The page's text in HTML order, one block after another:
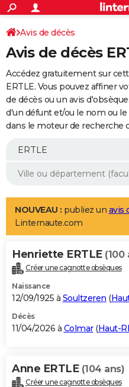
ACTUALITÉS
Politique
Société
Faits Divers
Education
Monde
Villes
+
SPORT
Coupe du monde 2026
Football
Tennis
Cyclisme
Rugby
Forum
Programme TV
TNT
Streaming
Cinéma
Sorties cinéma
Musique
+
FINANCE
Retraite
Impôts
Epargne
Immobilier
Risques naturels par ville
Banque
Assurance
Crédit
AUTO
Essais
Réserver un essai
Citadines
Berlines
SUV
Forum auto
+
Mobiles
Meilleur smartphone
Internet
Ordinateurs
Jeux vidéo
Guide high-tech
Aménagement intérieur
LIFESTYLE
Art de vivre
Bien-être
Loisirs
Mode
Modes de vie
Alimentation
Guide de la santé
Maladies
Médicaments
Sommeil
VOYAGE
Destinations
City break
Voyage nature
Voyage de noces
Forum
Climat
+PHOTO
GUIDES D'ACHAT
BONS PLANS
Carte de Noël
Carte Bonne année
Carte Saint-Valentin
Carte Pâques
Carte d'anniversaire
DICTIONNAIRE
Avis de décès
Avis de décès
Accédez gratuitement sur
ERTLE. Vous pouvez affiner
de décès ou un avis
d'un défunt et/ou le nom ou
dans le moteur de recherche
NOUVEAU : publiez un avis
Linternaute.com
Henriette ERTLE (100
Créer une cagnotte obsèques
Naissance
12/09/1925 à Soultzeren (
Décès
11/04/2026 à Colmar(Haut-
Anne ERTLE (104 ans)
Créer une cagnotte obsèques